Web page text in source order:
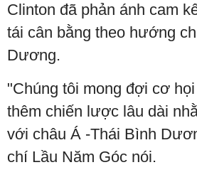
Clinton đã phản ánh cam
tái cân bằng theo hướng
Dương.
"Chúng tôi mong đợi cơ
thêm chiến lược lâu dài
với châu Á -Thái Bình
chí Lầu Năm Góc nói.